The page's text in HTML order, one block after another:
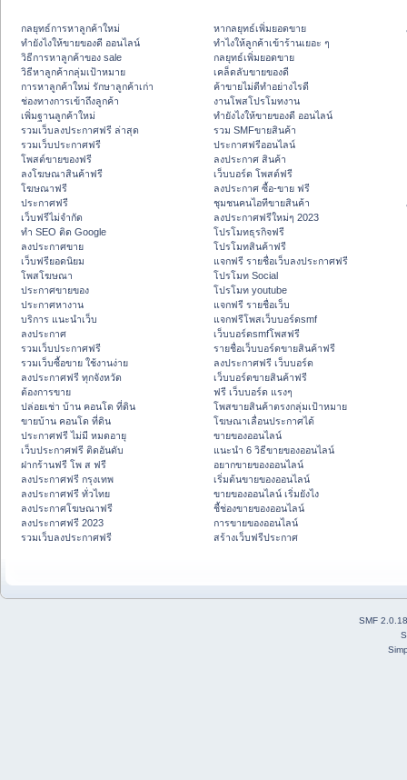
กลยุทธ์การหาลูกค้าใหม่
ทํายังไงให้ขายของดี ออนไลน์
วิธีการหาลูกค้าของ sale
วิธีหาลูกค้ากลุ่มเป้าหมาย
การหาลูกค้าใหม่ รักษาลูกค้าเก่า
ช่องทางการเข้าถึงลูกค้า
เพิ่มฐานลูกค้าใหม่
รวมเว็บลงประกาศฟรี ล่าสุด
รวมเว็บประกาศฟรี
โพสต์ขายของฟรี
ลงโฆษณาสินค้าฟรี
โฆษณาฟรี
ประกาศฟรี
เว็บฟรีไม่จำกัด
ทำ SEO ติด Google
ลงประกาศขาย
เว็บฟรียอดนิยม
โพสโฆษณา
ประกาศขายของ
ประกาศหางาน
บริการ แนะนำเว็บ
ลงประกาศ
รวมเว็บประกาศฟรี
รวมเว็บซื้อขาย ใช้งานง่าย
ลงประกาศฟรี ทุกจังหวัด
ต้องการขาย
ปล่อยเช่า บ้าน คอนโด ที่ดิน
ขายบ้าน คอนโด ที่ดิน
ประกาศฟรี ไม่มี หมดอายุ
เว็บประกาศฟรี ติดอันดับ
ฝากร้านฟรี โพ ส ฟรี
ลงประกาศฟรี กรุงเทพ
ลงประกาศฟรี ทั่วไทย
ลงประกาศโฆษณาฟรี
ลงประกาศฟรี 2023
รวมเว็บลงประกาศฟรี
หากลยุทธ์เพิ่มยอดขาย
ทําไงให้ลูกค้าเข้าร้านเยอะ ๆ
กลยุทธ์เพิ่มยอดขาย
เคล็ดลับขายของดี
ค้าขายไม่ดีทำอย่างไรดี
งานโพสโปรโมทงาน
ทํายังไงให้ขายของดี ออนไลน์
รวม SMFขายสินค้า
ประกาศฟรีออนไลน์
ลงประกาศ สินค้า
เว็บบอร์ด โพสต์ฟรี
ลงประกาศ ซื้อ-ขาย ฟรี
ชุมชนคนไอทีขายสินค้า
ลงประกาศฟรีใหม่ๆ 2023
โปรโมทธุรกิจฟรี
โปรโมทสินค้าฟรี
แจกฟรี รายชื่อเว็บลงประกาศฟรี
โปรโมท Social
โปรโมท youtube
แจกฟรี รายชื่อเว็บ
แจกฟรีโพสเว็บบอร์ดsmf
เว็บบอร์ดsmfโพสฟรี
รายชื่อเว็บบอร์ดขายสินค้าฟรี
ลงประกาศฟรี เว็บบอร์ด
เว็บบอร์ดขายสินค้าฟรี
ฟรี เว็บบอร์ด แรงๆ
โพสขายสินค้าตรงกลุ่มเป้าหมาย
โฆษณาเลื่อนประกาศได้
ขายของออนไลน์
แนะนำ 6 วิธีขายของออนไลน์
อยากขายของออนไลน์
เริ่มต้นขายของออนไลน์
ขายของออนไลน์ เริ่มยังไง
ชี้ช่องขายของออนไลน์
การขายของออนไลน์
สร้างเว็บฟรีประกาศ
SMF 2.0.18